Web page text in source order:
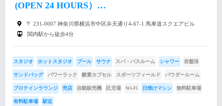
(OPEN 24 HOURS）…
〒 231-0007 神奈川県横浜市中区弁天通り4-67-1 馬車道スクエアビル
関内駅から徒歩4分
スタジオ ホットスタジオ プール サウナ スパ・バスルーム シャワー 岩盤浴
サンドバッグ パワーラック 酸素カプセル スポーツフィールド パウダールーム
プロテインラウンジ 売店 自動販売機 託児場 Wi-Fi 日焼けマシン 無料駐車場
有料駐車場 駅近